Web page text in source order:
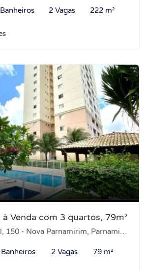
2 Vagas 222 m²
Venda com 3 quartos, 79m²
- Nova Parnamirim, Parnamirim-RN
2 Vagas 79 m²